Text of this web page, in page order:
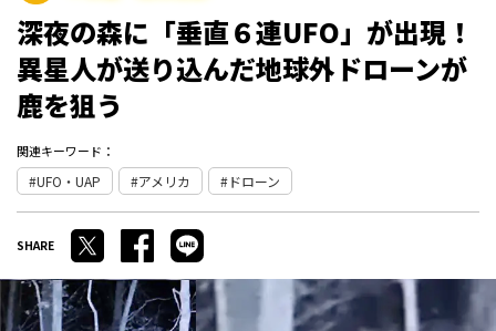
深夜の森に「垂直６連UFO」が出現！
異星人が送り込んだ地球外ドローンが
鹿を狙う
関連キーワード：
UFO・UAP アメリカ ドローン